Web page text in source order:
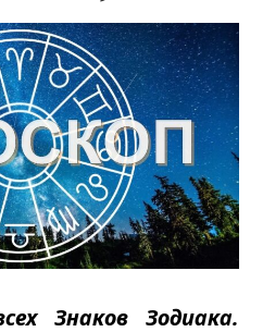
Знаков Зодиака.